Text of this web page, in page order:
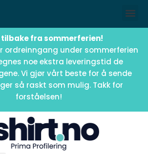
tilbake fra sommerferien!
ordreinngang under sommerferien
noe ekstra leveringstid de
Vi gjør vårt beste for å sende
så raskt som mulig. Takk for
forståelsen!